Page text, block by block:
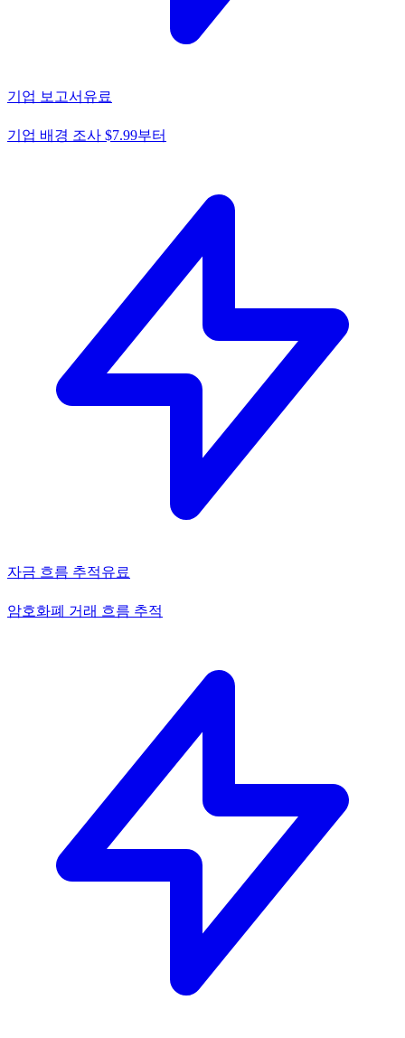
기업 보고서 유료
기업 배경 조사 $7.99부터
자금 흐름 추적유료
암호화폐 거래 흐름 추적